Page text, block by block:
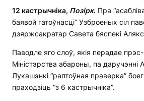
12 кастрычніка, Позірк. Пра
баявой гатоўнасці” Узброеных сіл
дзяржсакратар Савета бяспекі
Паводле яго слоў, якія перадае
Міністэрства абароны, па даручэнні
Лукашэнкі “раптоўная праверка”
праходзіць “з 6 кастрычніка”.